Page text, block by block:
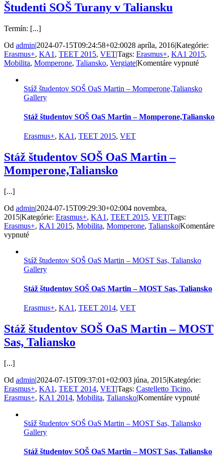
Študenti SOŠ Turany v Taliansku
Termín: [...]
Od admin|2024-07-15T09:24:58+02:0028 apríla, 2016|Kategórie:
Erasmus+, KA1 , TEET 2015, VET|Tags: Erasmus+, KA1 2015,
Mobilita, Momperone, Taliansko, Vergiate|Komentáre vypnuténa
Turany
Stáž študentov SOŠ OaS Martin – Momperone,Taliansko
Gallery
Stáž študentov SOŠ OaS Martin – Momperone,Taliansko
Erasmus+, KA1 , TEET 2015, VET
Stáž študentov SOŠ OaS Martin –
Momperone,Taliansko
[...]
Od admin|2024-07-15T09:29:30+02:004 novembra,
2015|Kategórie: Erasmus+, KA1 , TEET 2015, VET|Tags:
Erasmus+, KA1 2015, Mobilita, Momperone, Taliansko|Komentáre
vypnuténa
SOŠ
OaS
–
Stáž študentov SOŠ OaS Martin – MOST Sas, Taliansko
Gallery
Stáž študentov SOŠ OaS Martin – MOST Sas, Taliansko
Erasmus+, KA1 , TEET 2014, VET
Stáž študentov SOŠ OaS Martin – MOST
Sas, Taliansko
[...]
Od admin|2024-07-15T09:37:01+02:003 júna, 2015|Kategórie:
Erasmus+, KA1 , TEET 2014, VET|Tags: Castelletto Ticino,
Erasmus+, KA1 2014, Mobilita, Taliansko|Komentáre vypnuténa
SOŠ
–
Stáž študentov SOŠ OaS Martin – MOST Sas, Taliansko
Gallery
Stáž študentov SOŠ OaS Martin – MOST Sas, Taliansko